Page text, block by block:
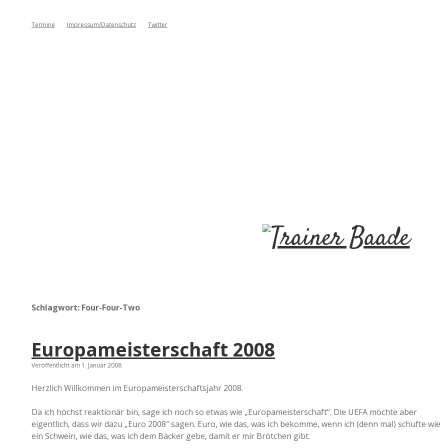
Termine Impressum/Datenschutz Twitter
T
n
r
Schlagwort: Four-Four-Two
Europameisterschaft 2008
Veröffentlicht am 1. Januar 2008
Herzlich Willkommen im Europameisterschaftsjahr 2008.
Da ich höchst reaktionär bin, sage ich noch so etwas wie „Europameisterschaft“. Die UEFA möchte aber
eigentlich, dass wir dazu „Euro 2008″ sagen. Euro, wie das, was ich bekomme, wenn ich (denn mal) schufte wie
ein Schwein, wie das, was ich dem Bäcker gebe, damit er mir Brötchen gibt.